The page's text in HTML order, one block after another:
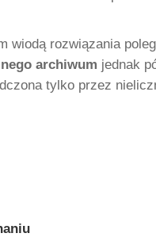
wiodą rozwiązania
archiwum jednak
tylko przez